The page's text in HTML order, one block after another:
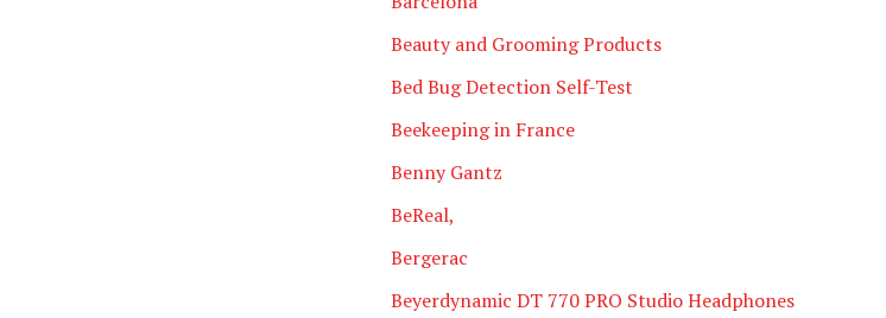
Beauty and Grooming Products
Bed Bug Detection Self-Test
Beekeeping in France
Benny Gantz
BeReal,
Bergerac
Beyerdynamic DT 770 PRO Studio Headphones